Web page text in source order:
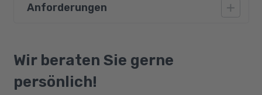
CNC Sinumerik, Basics
CNC-Steuerungen
Wegmesssysteme
Anforderungen
Erfahrungen in der Bedienung von CNC-
Wir beraten Sie gerne
persönlich!